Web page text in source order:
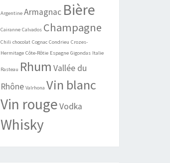
Argentine Armagnac Bière
Cairanne Calvados Champagne
Chili chocolat Cognac Condrieu Crozes-
Hermitage Côte-Rôtie Espagne Gigondas Italie
Rasteau Rhum Vallée du
Rhône Valrhona Vin blanc
Vin rougeVodka
Whisky